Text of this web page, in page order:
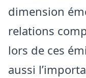
dimension
relations
lors de ces
aussi